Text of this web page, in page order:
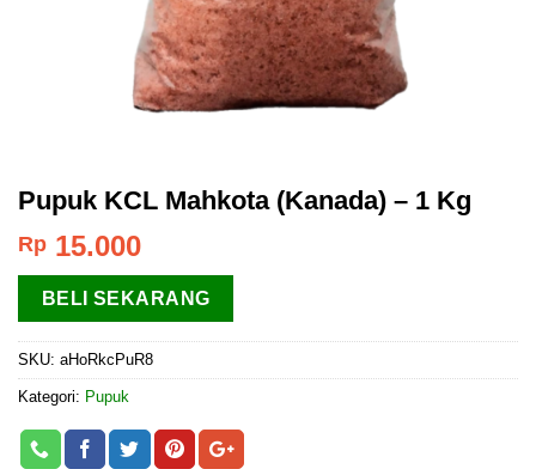
Pupuk KCL Mahkota (Kanada) – 1 Kg
Rp 15.000
BELI SEKARANG
SKU: aHoRkcPuR8
Kategori: Pupuk